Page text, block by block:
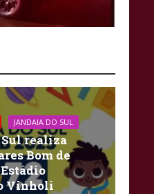
JANDAIA DO SUL
realiza
Bom de
Vinholi